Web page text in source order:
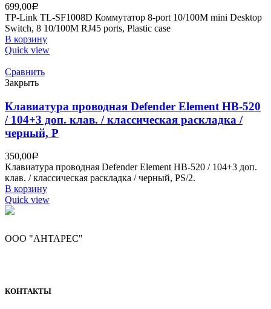
699,00Р
TP-Link TL-SF1008D Коммутатор 8-port 10/100M mini Desktop
Switch, 8 10/100M RJ45 ports, Plastic case
В корзину
Quick view
Сравнить
Закрыть
Клавиатура проводная Defender Element HB-520
/ 104+3 доп. клав. / классическая раскладка /
черный, P
350,00Р
Клавиатура проводная Defender Element HB-520 / 104+3 доп.
клав. / классическая раскладка / черный, PS/2.
В корзину
Quick view
ООО "АНТАРЕС"
КОНТАКТЫ